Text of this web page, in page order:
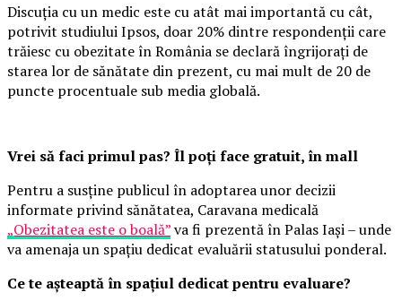
Discuția cu un medic este cu atât mai importantă cu cât,
potrivit studiului Ipsos, doar 20% dintre respondenții care
trăiesc cu obezitate în România se declară îngrijorați de
starea lor de sănătate din prezent, cu mai mult de 20 de
puncte procentuale sub media globală.
Vrei să faci primul pas? Îl poți face gratuit, în mall
Pentru a susține publicul în adoptarea unor decizii
informate privind sănătatea, Caravana medicală
„Obezitatea este o boală”va fi prezentă în Palas Iași – unde
va amenaja un spațiu dedicat evaluării statusului ponderal.
Ce te așteaptă în spațiul dedicat pentru evaluare?